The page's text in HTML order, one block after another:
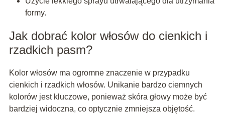
formy.
Jak dobrać kolor włosów do cienkich i
rzadkich pasm?
Kolor włosów ma ogromne znaczenie w przypadku
cienkich i rzadkich włosów. Unikanie bardzo ciemnych
kolorów jest kluczowe, ponieważ skóra głowy może być
bardziej widoczna, co optycznie zmniejsza objętość.